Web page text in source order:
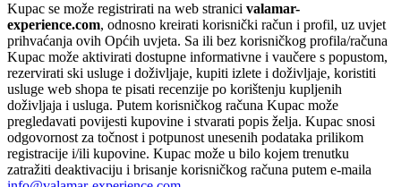
Kupac se može registrirati na web stranici valamar-
experience.com, odnosno kreirati korisnički račun i profil, uz uvjet
prihvaćanja ovih Općih uvjeta. Sa ili bez korisničkog profila/računa
Kupac može aktivirati dostupne informativne i vaučere s popustom,
rezervirati ski usluge i doživljaje, kupiti izlete i doživljaje, koristiti
usluge web shopa te pisati recenzije po korištenju kupljenih
doživljaja i usluga. Putem korisničkog računa Kupac može
pregledavati povijesti kupovine i stvarati popis želja. Kupac snosi
odgovornost za točnost i potpunost unesenih podataka prilikom
registracije i/ili kupovine. Kupac može u bilo kojem trenutku
zatražiti deaktivaciju i brisanje korisničkog računa putem e-maila